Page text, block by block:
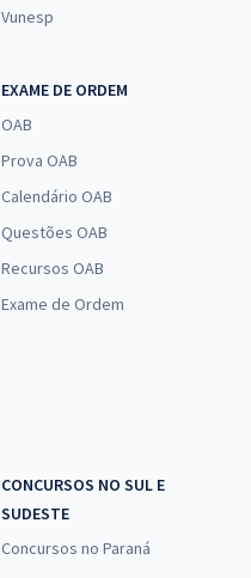
Vunesp
EXAME DE ORDEM
OAB
Prova OAB
Calendário OAB
Questões OAB
Recursos OAB
Exame de Ordem
CONCURSOS NO SUL E
SUDESTE
Concursos no Paraná